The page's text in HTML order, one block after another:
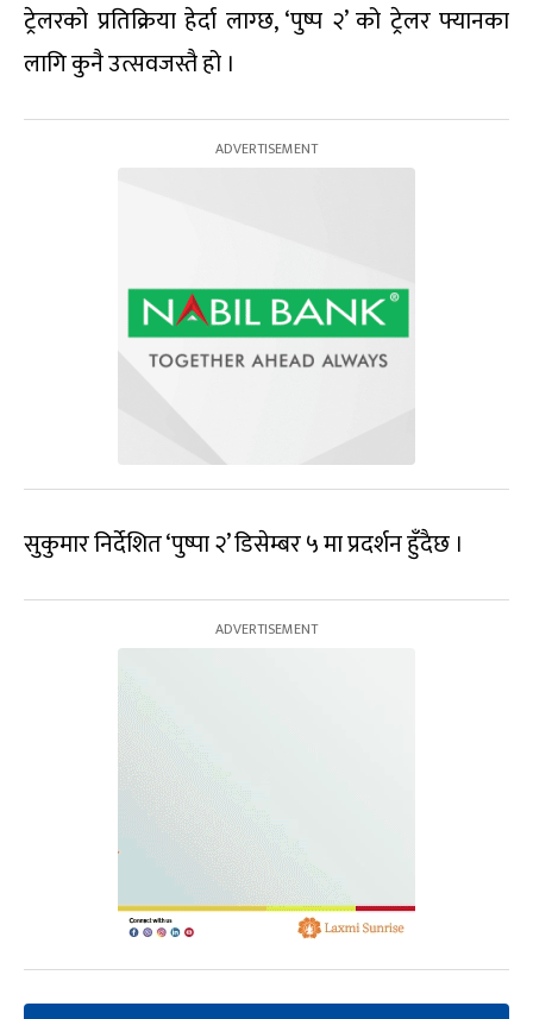
ट्रेलरको प्रतिक्रिया हेर्दा लाग्छ, ‘पुष्प २’ को ट्रेलर फ्यानका
लागि कुनै उत्सवजस्तै हो ।
सुकुमार निर्देशित ‘पुष्पा २’ डिसेम्बर ५ मा प्रदर्शन हुँदैछ ।